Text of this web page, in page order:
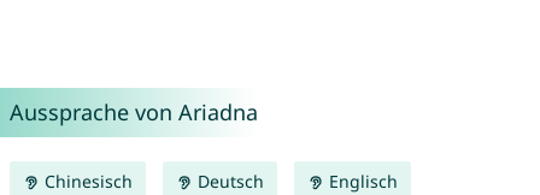
Aussprache von Ariadna
Chinesisch Deutsch Englisch